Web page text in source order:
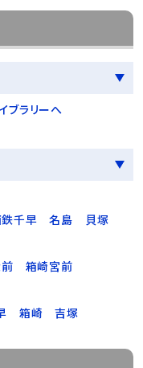
ブラリーへ
千早 名島
貝塚
箱崎宮前
箱崎 吉塚